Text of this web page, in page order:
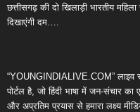
छत्तीसगढ़ की दो खिलाड़ी भारतीय
दिखाएंगी दम….
“YOUNGINDIALIVE.COM” लाइव
पोर्टल है, जो हिंदी भाषा में जन-संचार
और अप्रतिम प्रयास से हमारा लक्ष्य